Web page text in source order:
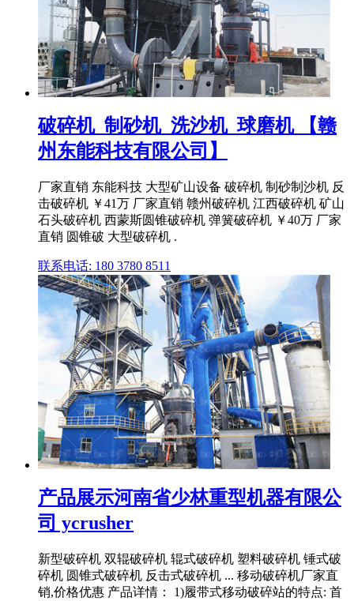
破碎机_制砂机_洗沙机_球磨机 【赣
州东能科技有限公司】
厂家直销 东能科技 大型矿山设备 破碎机 制砂制沙机 反
击破碎机 ￥41万 厂家直销 赣州破碎机 江西破碎机 矿山
石头破碎机 西蒙斯圆锥破碎机 弹簧破碎机 ￥40万 厂家
直销 圆锥破 大型破碎机 .
联系电话: 180 3780 8511
产品展示河南省少林重型机器有限公
司 ycrusher
新型破碎机 双辊破碎机 辊式破碎机 塑料破碎机 锤式破
碎机 圆锥式破碎机 反击式破碎机 ... 移动破碎机厂家直
销,价格优惠 产品详情： 1)履带式移动破碎站的特点: 首